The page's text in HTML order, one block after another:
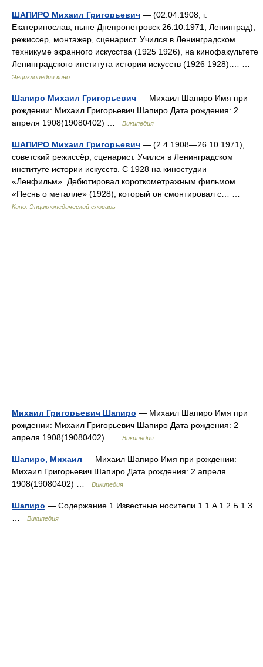
ШАПИРО Михаил Григорьевич — (02.04.1908, г.
Екатеринослав, ныне Днепропетровск 26.10.1971, Ленинград),
режиссер, монтажер, сценарист. Учился в Ленинградском
техникуме экранного искусства (1925 1926), на кинофакультете
Ленинградского института истории искусств (1926 1928).… …
Энциклопедия кино
Шапиро Михаил Григорьевич — Михаил Шапиро Имя при
рождении: Михаил Григорьевич Шапиро Дата рождения: 2
апреля 1908(19080402) …
Википедия
ШАПИРО Михаил Григорьевич — (2.4.1908—26.10.1971),
советский режиссёр, сценарист. Учился в Ленинградском
институте истории искусств. С 1928 на киностудии
«Ленфильм». Дебютировал короткометражным фильмом
«Песнь о металле» (1928), который он смонтировал с… …
Кино: Энциклопедический словарь
Михаил Григорьевич Шапиро — Михаил Шапиро Имя при
рождении: Михаил Григорьевич Шапиро Дата рождения: 2
апреля 1908(19080402) …
Википедия
Шапиро, Михаил — Михаил Шапиро Имя при рождении:
Михаил Григорьевич Шапиро Дата рождения: 2 апреля
1908(19080402) …
Википедия
Шапиро — Содержание 1 Известные носители 1.1 A 1.2 Б 1.3
…
Википедия